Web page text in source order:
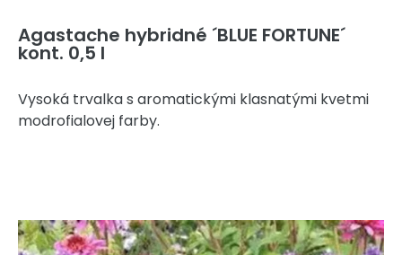
Agastache hybridné ´BLUE FORTUNE´
kont. 0,5 l
Vysoká trvalka s aromatickými klasnatými kvetmi
modrofialovej farby.